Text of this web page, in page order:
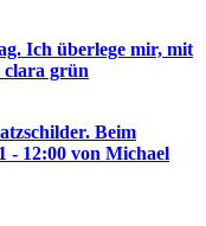
Ich überlege mir, mit
clara grün
Beim
- 12:00 von Michael